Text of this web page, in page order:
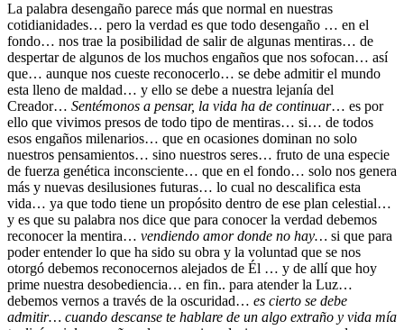
La palabra desengaño parece más que normal en nuestras
cotidianidades… pero la verdad es que todo desengaño … en el
fondo… nos trae la posibilidad de salir de algunas mentiras… de
despertar de algunos de los muchos engaños que nos sofocan… así
que… aunque nos cueste reconocerlo… se debe admitir el mundo
esta lleno de maldad… y ello se debe a nuestra lejanía del
Creador… Sentémonos a pensar, la vida ha de continuar… es por
ello que vivimos presos de todo tipo de mentiras… si… de todos
esos engaños milenarios… que en ocasiones dominan no solo
nuestros pensamientos… sino nuestros seres… fruto de una especie
de fuerza genética inconsciente… que en el fondo… solo nos genera
más y nuevas desilusiones futuras… lo cual no descalifica esta
vida… ya que todo tiene un propósito dentro de ese plan celestial…
y es que su palabra nos dice que para conocer la verdad debemos
reconocer la mentira… vendiendo amor donde no hay… si que para
poder entender lo que ha sido su obra y la voluntad que se nos
otorgó debemos reconocernos alejados de Él … y de allí que hoy
prime nuestra desobediencia… en fin.. para atender la Luz…
debemos vernos a través de la oscuridad… es cierto se debe
admitir… cuando descanse te hablare de un algo extraño y vida mía